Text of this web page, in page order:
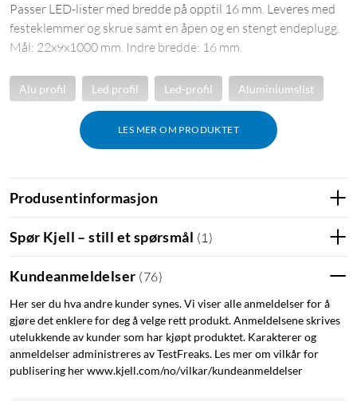
LES MER OM PRODUKTET
Passer LED-lister med bredde på opptil 16 mm. Leveres med
festeklemmer og skrue samt en åpen og en stengt endeplugg.
Mål: 22x9x1000 mm. Indre bredde: 16 mm.
Alu profil Led profil Led-profil Aluminiumslist
Produsentinformasjon
Spør Kjell – still et spørsmål (1 )
Kundeanmeldelser (76)
Her ser du hva andre kunder synes. Vi viser alle anmeldelser for å
gjøre det enklere for deg å velge rett produkt. Anmeldelsene skrives
utelukkende av kunder som har kjøpt produktet. Karakterer og
anmeldelser administreres av TestFreaks. Les mer om vilkår for
publisering her www.kjell.com/no/vilkar/kundeanmeldelser